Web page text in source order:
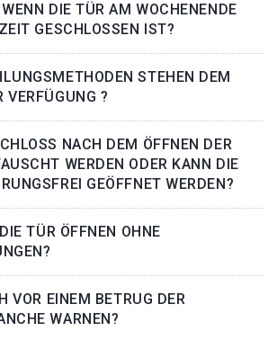
DIE TÜR AM WOCHENENDE
GESCHLOSSEN IST?
STEHEN DEM
VERFÜGUNG ?
NACH DEM ÖFFNEN DER
WERDEN ODER KANN DIE
GEÖFFNET WERDEN?
TÜR ÖFFNEN OHNE
VOR EINEM BETRUG DER
WARNEN?